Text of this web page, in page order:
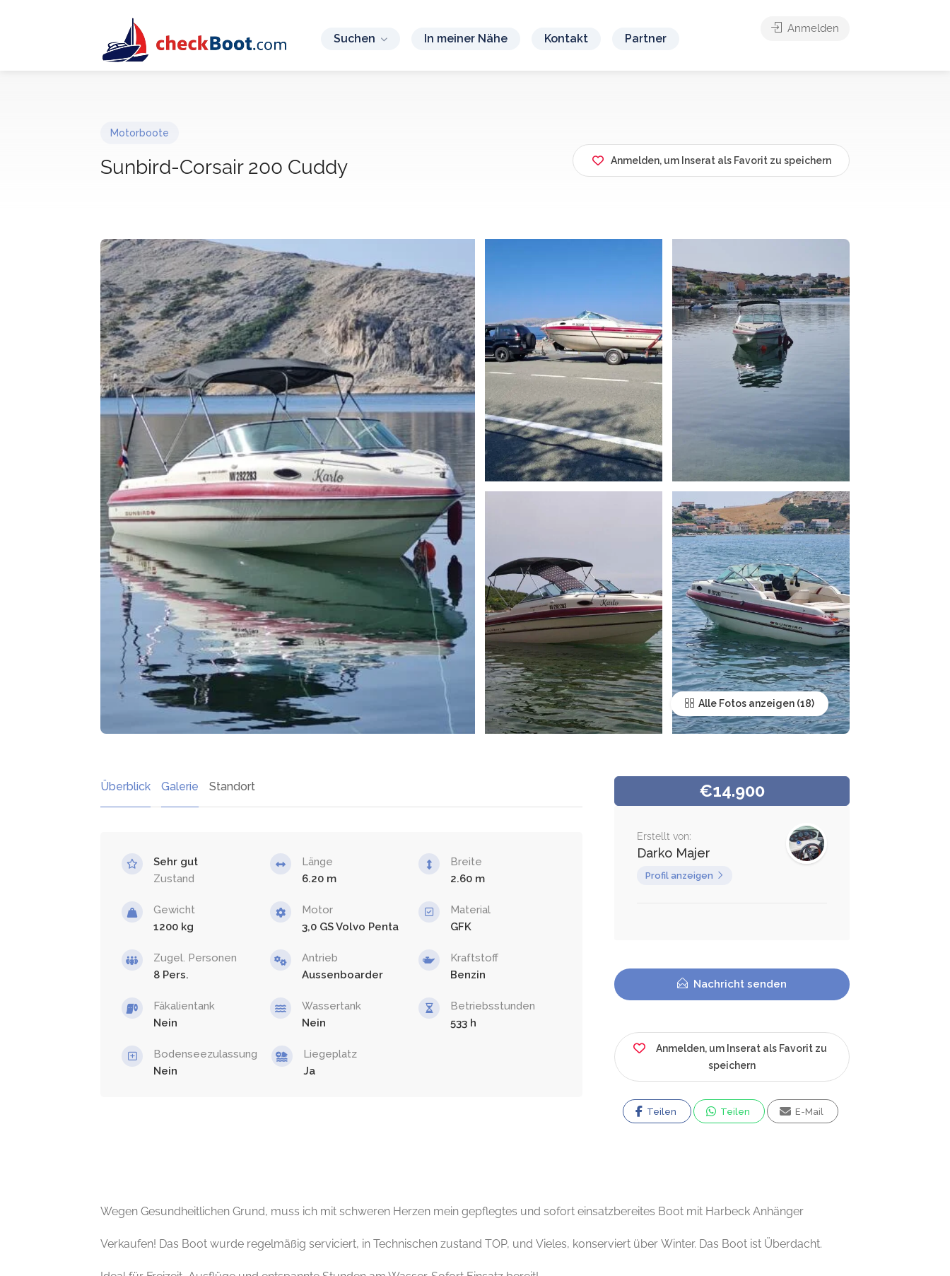
Suchen In meiner Nähe Kontakt Partner
Anmelden
Motorboote
Sunbird-Corsair 200 Cuddy Anmelden, um Inserat als Favorit zu speichern
Alle Fotos anzeigen
Überblick Galerie Standort
Sehr gut
Zustand
Länge
6.20
Breite
2.60
Gewicht
1200
Motor
3,0 GS Volvo Penta
Material
GFK
Zugel. Personen
8
Antrieb
Aussenboarder
Kraftstoff
Benzin
Fäkalientank
Nein
Wassertank
Nein
Betriebsstunden
533
Bodenseezulassung
Nein
Liegeplatz
Ja
Wegen Gesundheitlichen Grund, muss ich mit schweren Herzen mein gepflegtes und sofort einsatzbereites Boot mit Harbeck Anhänger
Verkaufen! Das Boot wurde regelmäßig serviciert, in Technischen zustand TOP, und Vieles, konserviert über Winter. Das Boot ist Überdacht.
€14.900
Erstellt von:
Darko Majer
Profil anzeigen
Nachricht senden
Anmelden, um Inserat als Favorit zu
speichern
Teilen Teilen E-Mail